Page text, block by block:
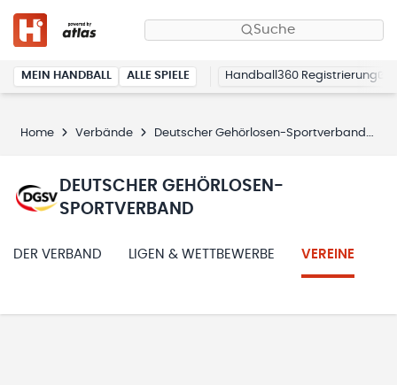
Suche
MEIN HANDBALL ALLE SPIELE Handball360 Registrierung
Home Verbände Deutscher Gehörlosen-Sportverband
DEUTSCHER GEHÖRLOSEN-
SPORTVERBAND
DER VERBAND LIGEN & WETTBEWERBE VEREINE